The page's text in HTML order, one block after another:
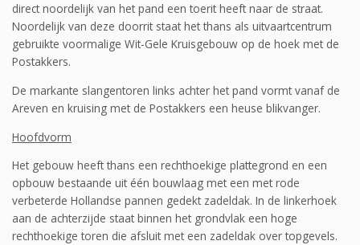
direct noordelijk van het pand een toerit heeft naar de straat.
Noordelijk van deze doorrit staat het thans als uitvaartcentrum
gebruikte voormalige Wit-Gele Kruisgebouw op de hoek met de
Postakkers.
De markante slangentoren links achter het pand vormt vanaf de
Areven en kruising met de Postakkers een heuse blikvanger.
Hoofdvorm
Het gebouw heeft thans een rechthoekige plattegrond en een
opbouw bestaande uit één bouwlaag met een met rode
verbeterde Hollandse pannen gedekt zadeldak. In de linkerhoek
aan de achterzijde staat binnen het grondvlak een hoge
rechthoekige toren die afsluit met een zadeldak over topgevels.